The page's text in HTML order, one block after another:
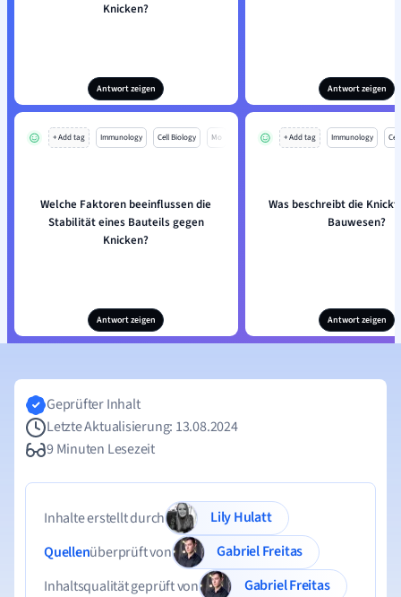
Knicken?
Antwort zeigen Antwort zeigen
+ Add tag Immunology Cell Biology Mo
Welche Faktoren beeinflussen die
Stabilität eines Bauteils gegen
Knicken?
Antwort zeigen
+ Add tag Immunology
Was beschreibt die
Bauwesen?
Antwort zeigen
Geprüfter Inhalt
Letzte Aktualisierung: 13.08.2024
9 Minuten Lesezeit
Inhalte erstellt durch
Lily Hulatt
Quellenüberprüft von
Gabriel Freitas
Inhaltsqualität geprüft von
Gabriel Freitas